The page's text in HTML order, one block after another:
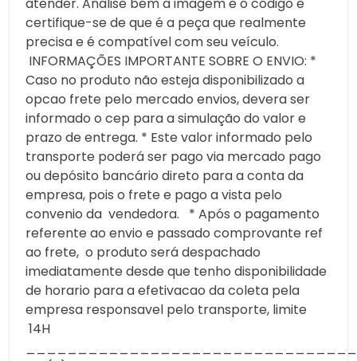
atender. Analise bem a imagem e o código e
certifique-se de que é a peça que realmente
precisa e é compatível com seu veículo.
INFORMAÇÕES IMPORTANTE SOBRE O ENVIO: *
Caso no produto não esteja disponibilizado a
opcao frete pelo mercado envios, devera ser
informado o cep para a simulação do valor e
prazo de entrega. * Este valor informado pelo
transporte poderá ser pago via mercado pago
ou depósito bancário direto para a conta da
empresa, pois o frete e pago a vista pelo
convenio da vendedora. * Após o pagamento
referente ao envio e passado comprovante ref
ao frete, o produto será despachado
imediatamente desde que tenho disponibilidade
de horario para a efetivacao da coleta pela
empresa responsavel pelo transporte, limite
14H